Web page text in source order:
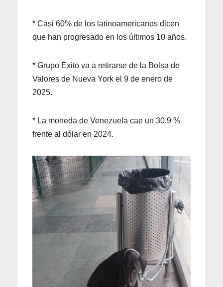
* Casi 60% de los latinoamericanos dicen
que han progresado en los últimos 10 años.
* Grupo Éxito va a retirarse de la Bolsa de
Valores de Nueva York el 9 de enero de
2025.
* La moneda de Venezuela cae un 30,9 %
frente al dólar en 2024.